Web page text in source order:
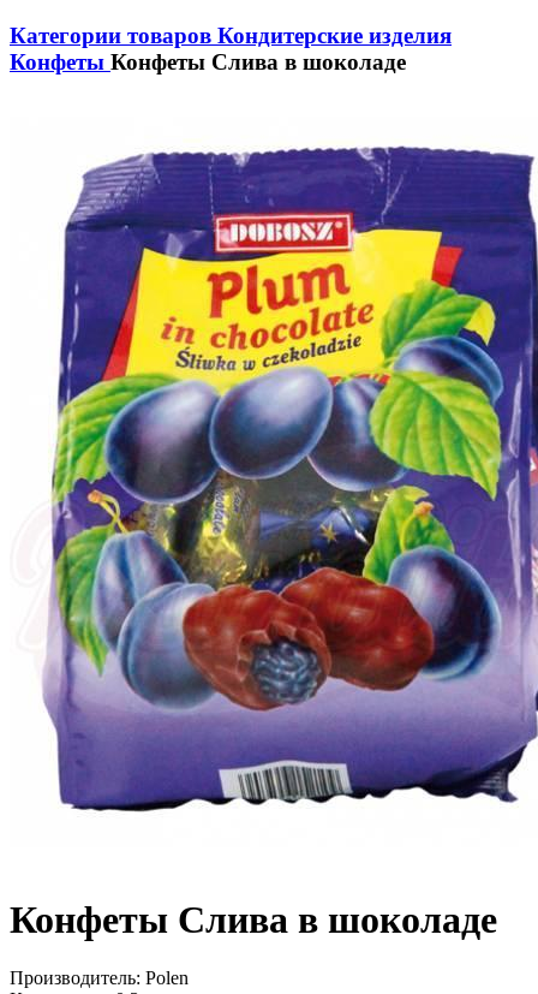
Категории товаров Кондитерские изделия
Конфеты Конфеты Слива в шоколаде
Конфеты Слива в шоколаде
Производитель: Polen